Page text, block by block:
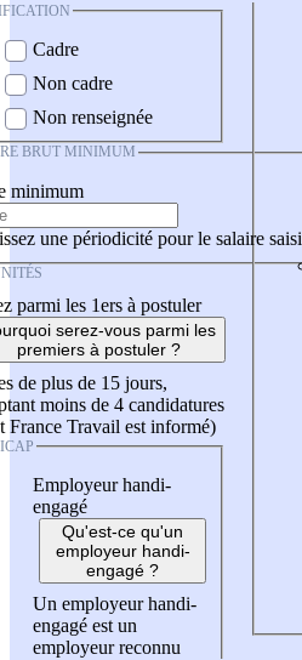
Cadre
Non cadre
Non renseignée
BRUT MINIMUM
minimum
une périodicité pour le salaire saisi
parmi les 1ers à postuler
serez-vous parmi les
premiers à postuler ?
de plus de 15 jours,
moins de 4 candidatures
France Travail est informé)
Employeur handi-
engagé
Qu'est-ce qu'un
employeur handi-
engagé ?
Un employeur handi-
engagé est un
employeur reconnu